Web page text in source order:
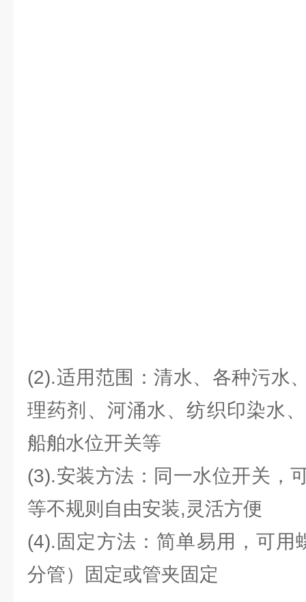
(2).适用范围：清水、各种污水
理药剂、河涌水、纺织印染水
船舶水位开关等
(3).安装方法：同一水位开关，
等不规则自由安装,灵活方便
(4).固定方法：简单易用，可用
分管）固定或管夹固定